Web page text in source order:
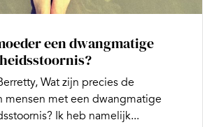
een dwangmatige
Wat zijn precies de
mensen met een dwangmatige
Ik heb namelijk...